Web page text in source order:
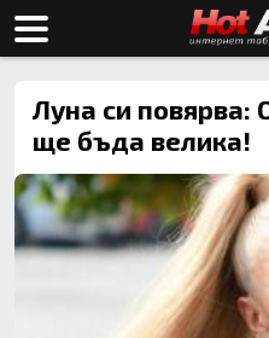
Луна си повярва:
ще бъда велика!